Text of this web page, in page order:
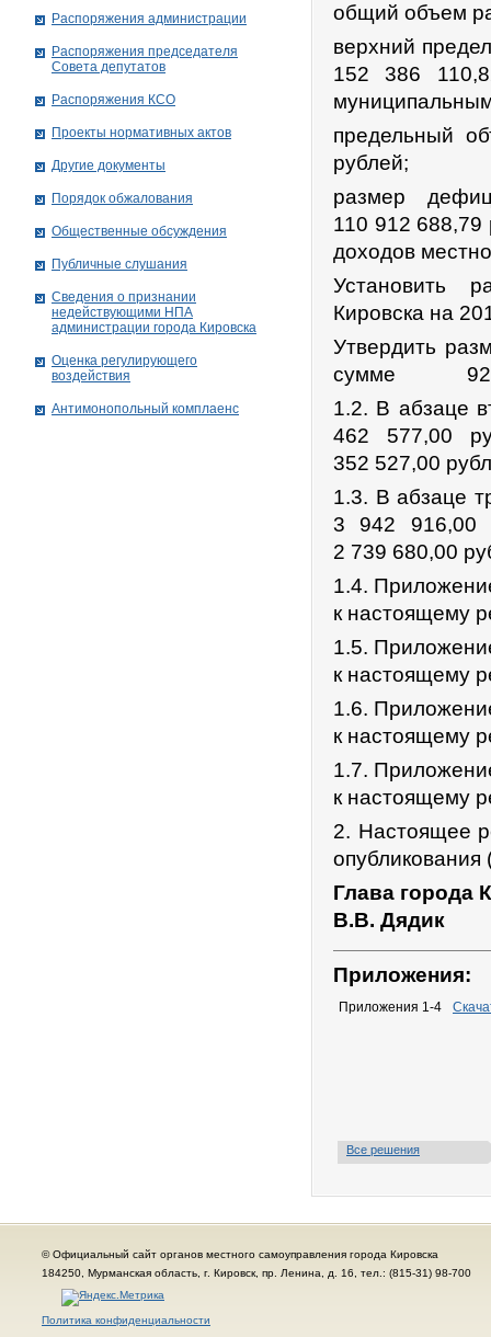
общий объем
верхний
152 386
предельный
рублей;
размер
110 912 688,79
доходов
Установить
Кировска на
Утвердить
сумме 92
1.2. В абзаце
462 577,00
352 527,00
1.3. В абзаце
3 942 916,00
2 739 680,00
1.4.
к настоящему
1.5.
к настоящему
1.6.
к настоящему
1.7.
к настоящему
2. Настоящее
Глава города
В.В. Дядик
Приложения:
Приложения 1-4
Все решения
Распоряжения администрации
Распоряжения председателя
Совета депутатов
Распоряжения КСО
Проекты нормативных актов
Другие документы
Порядок обжалования
Общественные обсуждения
Публичные слушания
Сведения о признании
недействующими НПА
администрации города Кировскa
Оценка регулирующего
воздействия
Антимонопольный комплаенс
© Официальный сайт органов местного самоуправления города Кировска
184250, Мурманская область, г. Кировск, пр. Ленина, д. 16, тел.: (815-31) 98-700
Политика конфиденциальности